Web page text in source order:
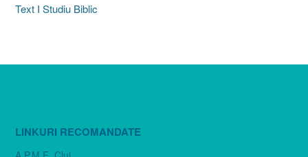
Text I Studiu Biblic
LINKURI RECOMANDATE